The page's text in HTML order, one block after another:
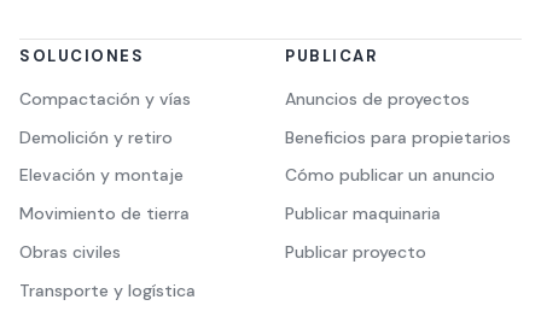
SOLUCIONES
Compactación y vías
Demolición y retiro
Elevación y montaje
Movimiento de tierra
Obras civiles
Transporte y logística
PUBLICAR
Anuncios de proyectos
Beneficios para propietarios
Cómo publicar un anuncio
Publicar maquinaria
Publicar proyecto